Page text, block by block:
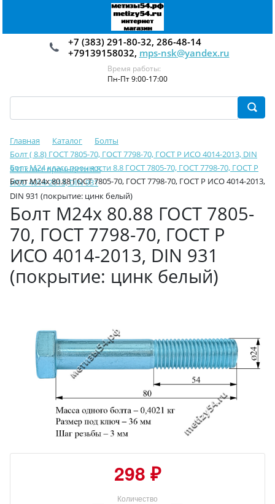
+7 (383) 291-80-32, 286-48-14
+79139158032, mps-nsk@yandex.ru
Время работы:
Пн-Пт 9:00-17:00
Главная Каталог
Болты
Болт ( 8.8) ГОСТ 7805-70, ГОСТ 7798-70, ГОСТ Р ИСО 4014-2013, DIN
931 класс прочности 8.8
Болт М24 класс прочности 8.8 ГОСТ 7805-70, ГОСТ 7798-70, ГОСТ Р
ИСО 4014-2013, DIN 931
Болт М24х 80.88 ГОСТ 7805-70, ГОСТ 7798-70, ГОСТ Р ИСО 4014-2013,
DIN 931 (покрытие: цинк белый)
Болт М24х 80.88 ГОСТ 7805-
70, ГОСТ 7798-70, ГОСТ Р
ИСО 4014-2013, DIN 931
(покрытие: цинк белый)
298 ₽
Количество